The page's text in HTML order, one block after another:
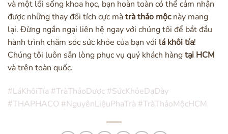
và một lối sống khoa học, bạn hoàn toàn có thể cảm nhận
được những thay đổi tích cực màtrà thảo mộcnày mang
lại. Đừng ngần ngại liên hệ ngay với chúng tôi để bắt đầu
hành trình chăm sóc sức khỏe của bạn với lá khôi tía!
Chúng tôi luôn sẵn lòng phục vụ quý khách hàngtại HCM
và trên toàn quốc.
#LáKhôiTía #TràThảoDược #SứcKhỏeDạDày
#THAPHACO #NguyênLiệuPhaTrà #TràThảoMộcHCM